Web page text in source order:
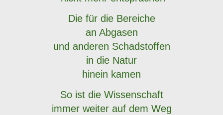
Die für die Bereiche
an Abgasen
und anderen Schadstoffen
in die Natur
hinein kamen
So ist die Wissenschaft
immer weiter auf dem Weg